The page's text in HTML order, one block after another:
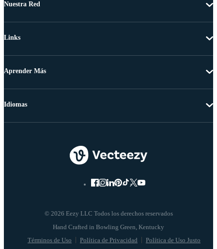
Nuestra Red
Links
Aprender Más
© 2026 Eezy LLC Todos los derechos reservados
Términos de Uso Política de Privacidad Política de Uso Justo
Idiomas